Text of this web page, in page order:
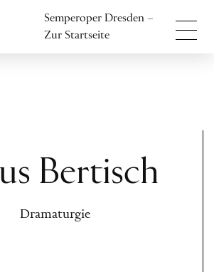
Semperoper Dresden –
Zur Startseite
Bertisch
Dramaturgie